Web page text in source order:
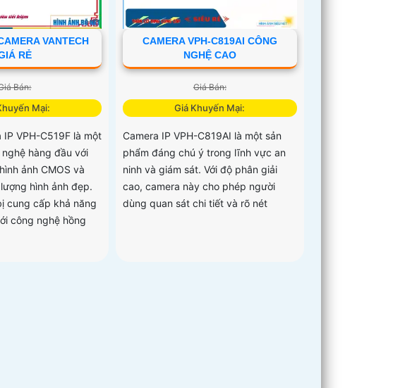
VANTECH
RẺ
Bán:
Mại:
VPH-C519F là một
hàng đầu với
ảnh CMOS và
hình ảnh đẹp.
cung cấp khả năng
công nghệ hồng
CAMERA VPH-C819AI CÔNG
NGHỆ CAO
Giá Bán:
Giá Khuyến Mại:
Camera IP VPH-C819AI là một sản
phẩm đáng chú ý trong lĩnh vực an
ninh và giám sát. Với độ phân giải
cao, camera này cho phép người
dùng quan sát chi tiết và rõ nét